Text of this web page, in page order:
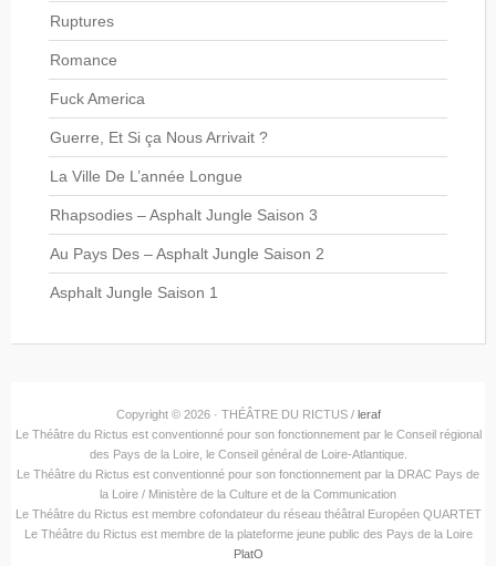
Ruptures
Romance
Fuck America
Guerre, Et Si ça Nous Arrivait ?
La Ville De L’année Longue
Rhapsodies – Asphalt Jungle Saison 3
Au Pays Des – Asphalt Jungle Saison 2
Asphalt Jungle Saison 1
Copyright © 2026 · THÉÂTRE DU RICTUS / leraf
Le Théâtre du Rictus est conventionné pour son fonctionnement par le Conseil régional
des Pays de la Loire, le Conseil général de Loire-Atlantique.
Le Théâtre du Rictus est conventionné pour son fonctionnement par la DRAC Pays de
la Loire / Ministère de la Culture et de la Communication
Le Théâtre du Rictus est membre cofondateur du réseau théâtral Européen QUARTET
Le Théâtre du Rictus est membre de la plateforme jeune public des Pays de la Loire
PlatO